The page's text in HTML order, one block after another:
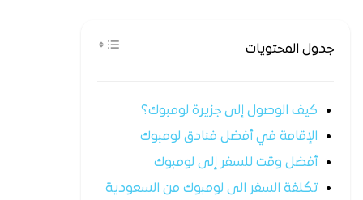
جدول المحتويات
كيف الوصول إلى جزيرة لومبوك؟
الإقامة في أفضل فنادق لومبوك
أفضل وقت للسفر إلى لومبوك
تكلفة السفر الى لومبوك من السعودية